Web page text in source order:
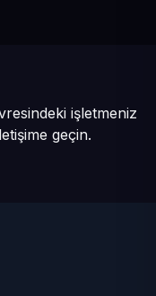
işletmeniz
geçin.